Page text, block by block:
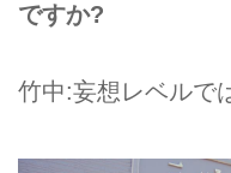
ですか?
竹中:妄想レベルで